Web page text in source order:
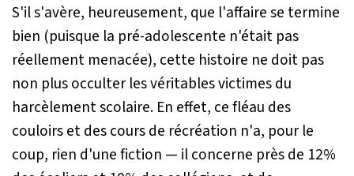
S'il s'avère, heureusement, que l'affaire se termine
bien (puisque la pré-adolescente n'était pas
réellement menacée), cette histoire ne doit pas
non plus occulter les véritables victimes du
harcèlement scolaire. En effet, ce fléau des
couloirs et des cours de récréation n'a, pour le
coup, rien d'une fiction — il concerne près de 12%